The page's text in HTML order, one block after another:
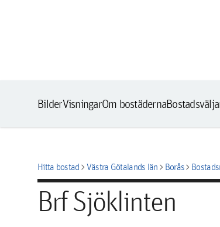
BilderVisningarOm bostäderna
Hitta bostadchevron_rightVästra Götalands länchevron_rightBoråschevron_right
Brf Sjöklinten